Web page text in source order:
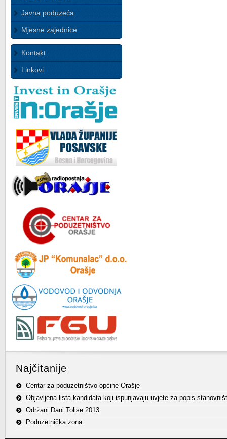
Javna poduzeća
Mjesne zajednice
Kontakt
Linkovi
Najčitanije
Centar za poduzetništvo općine Orašje
Objavljena lista kandidata koji ispunjavaju uvjete za popis
Održani Dani Tolise 2013
Poduzetnička zona